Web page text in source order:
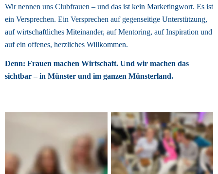
Wir nennen uns Clubfrauen – und das ist kein Marketingwort. Es ist
ein Versprechen. Ein Versprechen auf gegenseitige Unterstützung,
auf wirtschaftliches Miteinander, auf Mentoring, auf Inspiration und
auf ein offenes, herzliches Willkommen.
Denn: Frauen machen Wirtschaft. Und wir machen das
sichtbar – in Münster und im ganzen Münsterland.